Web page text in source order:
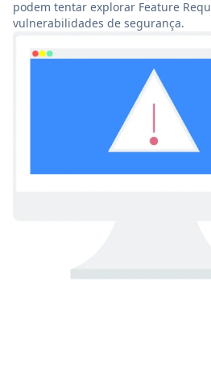
podem tentar explorar Feature
vulnerabilidades de segurança.